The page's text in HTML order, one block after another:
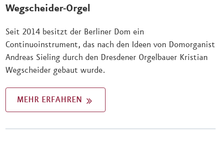
Wegscheider-Orgel
Seit 2014 besitzt der Berliner Dom ein
Continuoinstrument, das nach den Ideen von Domorganist
Andreas Sieling durch den Dresdener Orgelbauer Kristian
Wegscheider gebaut wurde.
MEHR ERFAHREN